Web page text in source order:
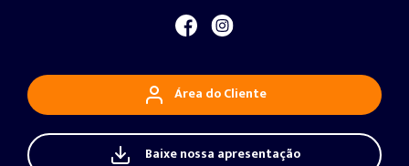
Área do Cliente
Baixe nossa apresentação